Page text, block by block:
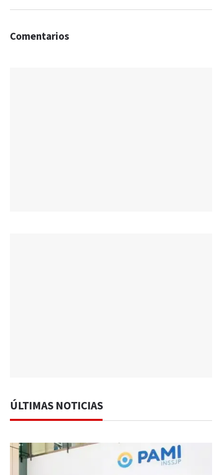
Comentarios
ÚLTIMAS NOTICIAS